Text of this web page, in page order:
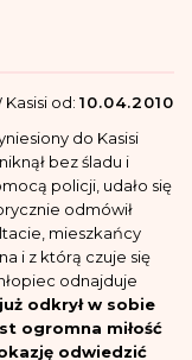
Kasisi od: 10.04.2010
do Kasisi
bez śladu i
policji, udało się
odmówił
mieszkańcy
i z którą czuje się
odnajduje
odkrył w sobie
ogromna miłość
odwiedzić